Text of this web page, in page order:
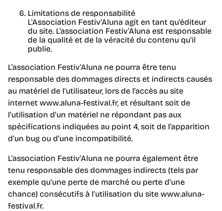
Limitations de responsabilité
L’Association Festiv’Aluna agit en tant qu’éditeur
du site. L’association Festiv’Aluna est responsable
de la qualité et de la véracité du contenu qu’il
publie.
L’association Festiv’Aluna ne pourra être tenu
responsable des dommages directs et indirects causés
au matériel de l’utilisateur, lors de l’accès au site
internet www.aluna-festival.fr, et résultant soit de
l’utilisation d’un matériel ne répondant pas aux
spécifications indiquées au point 4, soit de l’apparition
d’un bug ou d’une incompatibilité.
L’association Festiv’Aluna ne pourra également être
tenu responsable des dommages indirects (tels par
exemple qu’une perte de marché ou perte d’une
chance) consécutifs à l’utilisation du site www.aluna-
festival.fr.